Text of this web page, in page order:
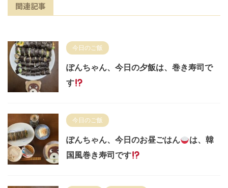
関連記事
今日のご飯
ぽんちゃん、今日の夕飯は、巻き寿司で
す
今日のご飯
ぽんちゃん、今日のお昼ごはん
は、韓
国風巻き寿司です